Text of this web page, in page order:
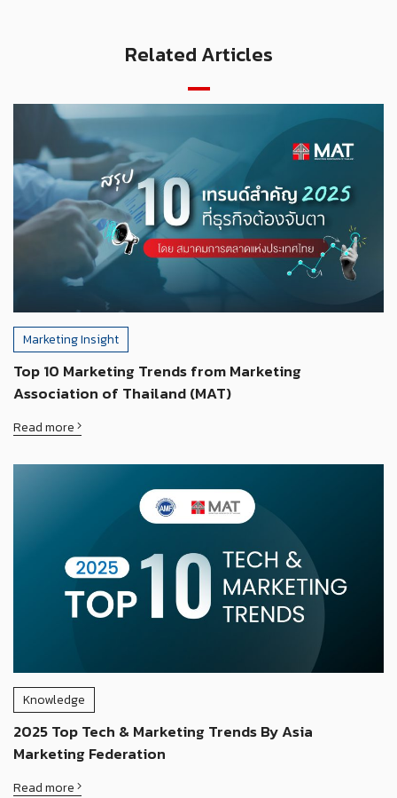
Related Articles
Marketing Insight
Top 10 Marketing Trends from Marketing
Association of Thailand (MAT)
Read more
Knowledge
2025 Top Tech & Marketing Trends By Asia
Marketing Federation
Read more